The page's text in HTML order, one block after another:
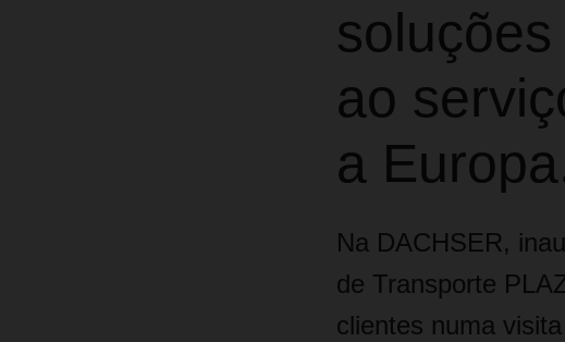
ao
a
Na DACHSER,
de Transporte
clientes numa